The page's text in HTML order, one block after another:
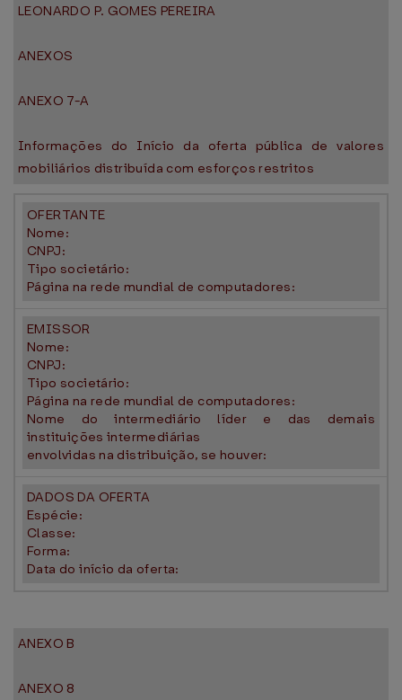
LEONARDO P. GOMES PEREIRA
ANEXOS
ANEXO 7-A
Informações do Início da oferta pública de valores
mobiliários distribuída com esforços restritos
OFERTANTE
Nome:
CNPJ:
Tipo societário:
Página na rede mundial de computadores:
EMISSOR
Nome:
CNPJ:
Tipo societário:
Página na rede mundial de computadores:
Nome do intermediário líder e das demais
instituições intermediárias
envolvidas na distribuição, se houver:
DADOS DA OFERTA
Espécie:
Classe:
Forma:
Data do início da oferta:
ANEXO B
ANEXO 8